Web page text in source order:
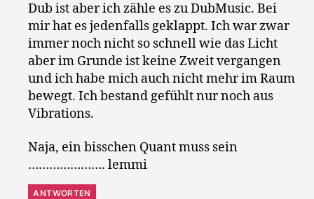
Dub ist aber ich zähle es zu DubMusic. Bei
mir hat es jedenfalls geklappt. Ich war zwar
immer noch nicht so schnell wie das Licht
aber im Grunde ist keine Zweit vergangen
und ich habe mich auch nicht mehr im Raum
bewegt. Ich bestand gefühlt nur noch aus
Vibrations.
Naja, ein bisschen Quant muss sein
…………………. lemmi
ANTWORTEN